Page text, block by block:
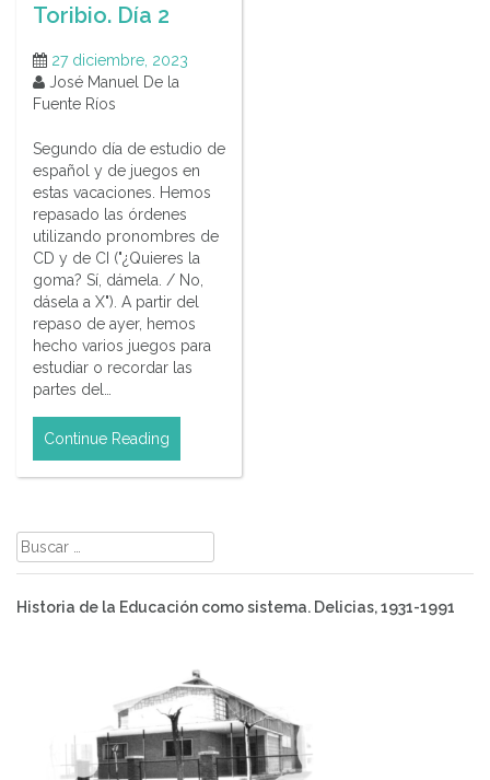
Toribio. Día 2
27 diciembre, 2023
José Manuel De la
Fuente Ríos
Segundo día de estudio de
español y de juegos en
estas vacaciones. Hemos
repasado las órdenes
utilizando pronombres de
CD y de CI ("¿Quieres la
goma? Sí, dámela. / No,
dásela a X"). A partir del
repaso de ayer, hemos
hecho varios juegos para
estudiar o recordar las
partes del…
Continue Reading
Buscar:
Historia de la Educación como sistema. Delicias, 1931-1991